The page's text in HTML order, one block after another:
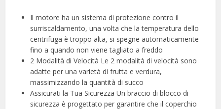
Il motore ha un sistema di protezione contro il
surriscaldamento, una volta che la temperatura dello
centrifuga è troppo alta, si spegne automaticamente
fino a quando non viene tagliato a freddo
2 Modalità di Velocità Le 2 modalità di velocità sono
adatte per una varietà di frutta e verdura,
massimizzando la quantità di succo
Assicurati la Tua Sicurezza Un braccio di blocco di
sicurezza è progettato per garantire che il coperchio